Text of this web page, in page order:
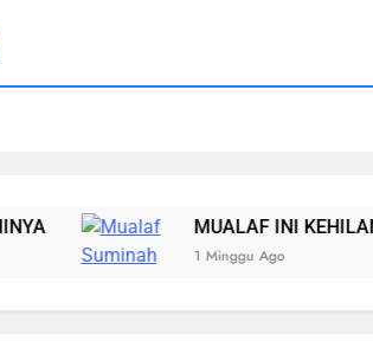
MUALAF INI KEHILANGAN RUMAH,
1 Minggu Ago